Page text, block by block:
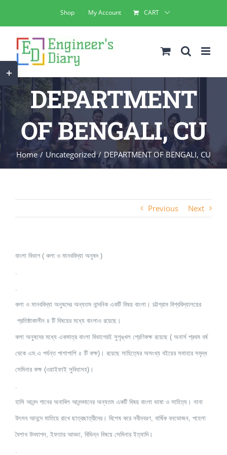
to
content
Shop My Account CART
DEPARTMENT
OF BENGALI, CU
Home Uncategorized DEPARTMENT OF BENGALI, CU
Previous Next
বাংলা বিভাগ ( কলা ও মানববিদ্যা অনুষদ )
.
.
কলা ও মানববিদ্যা অনুষদের অন্যতম নান্দনিক একটি বিষয় বাংলা। চট্টগ্রাম বিশ্ববিদ্যালয়ের
প্রতিষ্ঠাকালীন ৪ টি বিষয়ের মধ্যে বাংলাও রয়েছে।
কলা অনুষদের মধ্যে একমাত্র বাংলা বিভাগেরই সুশৃঙ্খল শ্রেণিকক্ষ রয়েছে ( অনার্স প্রথম বর্ষ
থেকে এম.এ পর্যন্ত পাশাপাশি ৫ টি কক্ষ)। রয়েছে সাহিত্যের অসংখ্য বইয়ের সমাহার সমৃদ্ধ
সেমিনার কক্ষ (ওয়াইফাই সুবিধাসহ)।
.
হাসি আনন্দ গানের অনাবিল আনন্দদানের অন্যতম একটি বিষয় বাংলা ভাষা ও সাহিত্য। নানা
উৎসব আনন্দে মাতিয়ে রাখে ছাত্রছাত্রীদের। বিশেষ করে নবীনবরণ, বার্ষিক বনভোজন, পহেলা
বৈশাখ উদযাপন, ইফতার আড্ডা, বিভিন্ন বিষয়ে সেমিনার ইত্যাদি।
.
Toggle
Sliding
Bar
Area